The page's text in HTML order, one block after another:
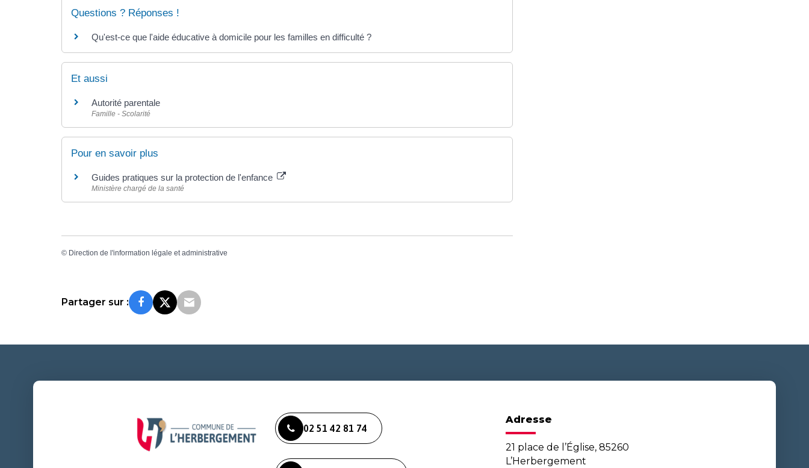
Questions ? Réponses !
Qu'est-ce que l'aide éducative à domicile pour les familles en difficulté ?
Et aussi
Autorité parentale
Famille - Scolarité
Pour en savoir plus
Guides pratiques sur la protection de l'enfance
Ministère chargé de la santé
© Direction de l'information légale et administrative
Partager sur :
02 51 42 81 74
Adresse
21 place de l’Église, 85260
L’Herbergement